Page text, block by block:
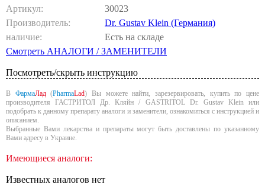
Артикул:
30023
Производитель:
Dr. Gustav Klein (Германия)
наличие:
Есть на складе
Смотреть АНАЛОГИ / ЗАМЕНИТЕЛИ
Посмотреть/скрыть инструкцию
В ФармаЛад(PharmaLad) Вы можете найти, зарезервировать, купить по цене
производителя ГАСТРИТОЛ Др. Кляйн / GASTRITOL Dr. Gustav Klein или
подобрать к данному препарату аналоги и заменители, ознакомиться с инструкцией и
описанием.
Выбранные Вами лекарства и препараты могут быть доставлены по указанному
Вами адресу в Украине.
Имеющиеся аналоги:
Известных аналогов нет